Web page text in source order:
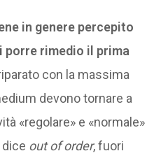
in genere percepito
porre rimedio il prima
con la massima
devono tornare a
«regolare» e «normale»
out of order, fuori